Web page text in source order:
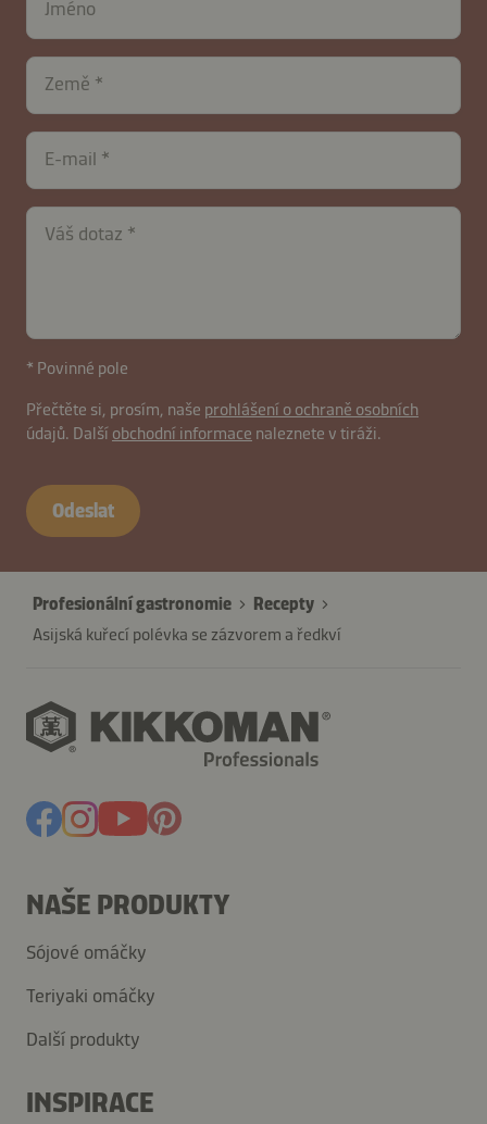
Jméno
Země
E-mail
Váš dotaz
* Povinné pole
Přečtěte si, prosím, naše prohlášení o ochraně osobních
údajů. Další obchodní informace naleznete v tiráži.
Odeslat
Profesionální gastronomie
Recepty
Asijská kuřecí polévka se zázvorem a ředkví
NAŠE PRODUKTY
Sójové omáčky
Teriyaki omáčky
Další produkty
INSPIRACE